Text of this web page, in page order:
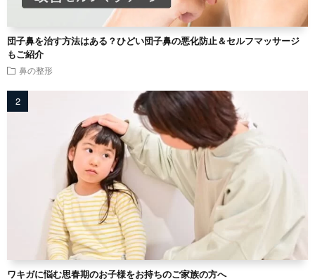
団子鼻を治す方法はある？ひどい団子鼻の悪化防止＆セルフマッサージ
もご紹介
鼻の整形
ワキガに悩む思春期のお子様をお持ちのご家族の方へ